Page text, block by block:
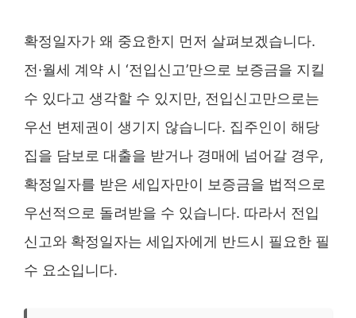
확정일자가 왜 중요한지 먼저 살펴보겠습니다.
전·월세 계약 시 ‘전입신고’만으로 보증금을 지킬
수 있다고 생각할 수 있지만, 전입신고만으로는
우선 변제권이 생기지 않습니다. 집주인이 해당
집을 담보로 대출을 받거나 경매에 넘어갈 경우,
확정일자를 받은 세입자만이 보증금을 법적으로
우선적으로 돌려받을 수 있습니다. 따라서 전입
신고와 확정일자는 세입자에게 반드시 필요한 필
수 요소입니다.